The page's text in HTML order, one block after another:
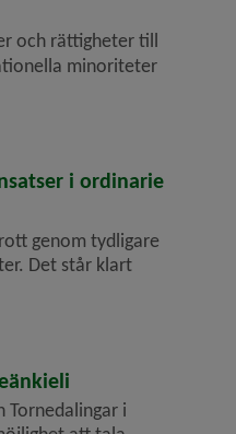
och rättigheter till
minoriteter
i ordinarie
genom tydligare
Det står klart
Tornedalingar i